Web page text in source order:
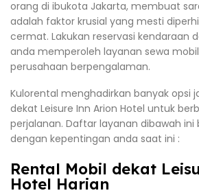
orang di ibukota Jakarta, membuat
adalah faktor krusial yang mesti
cermat. Lakukan reservasi kendaraan
anda memperoleh layanan sewa
perusahaan berpengalaman.
Kulorental menghadirkan banyak opsi
dekat Leisure Inn Arion Hotel untuk
perjalanan. Daftar layanan dibawah ini
dengan kepentingan anda saat ini :
Rental Mobil dekat
Hotel Harian